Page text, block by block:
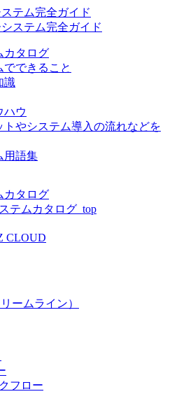
テム完全ガイド
カタログ
でできること
識
ハウ
やシステム導入の流れなどを
用語集
カタログ
テムカタログ_top
CLOUD
ームライン）
フロー